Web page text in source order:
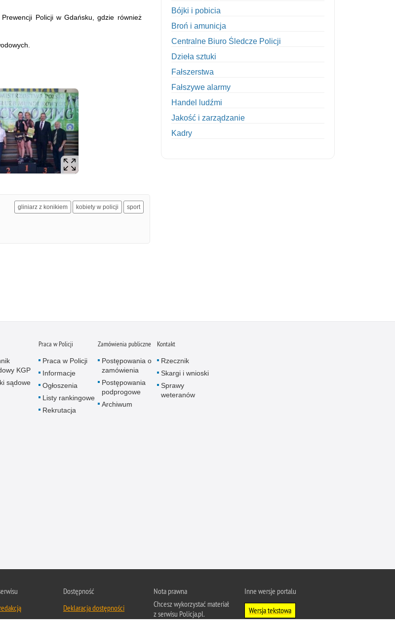
Policji w Gdańsku, gdzie również
gliniarz z konikiem kobiety w policji sport
Bójki i pobicia
Broń i amunicja
Centralne Biuro Śledcze Policji
Dzieła sztuki
Fałszerstwa
Fałszywe alarmy
Handel ludźmi
Jakość i zarządzanie
Kadry
Nietrzeźwi opiekunowie
Nietrzeźwi pracownicy
Niszczenie mienia
Nowoczesne technologie w pracy Policji
Pożary i podpalenia
Pranie brudnych pieniędzy
KGP
sądowe
Praca w Policji
Praca w Policji
Informacje
Ogłoszenia
Listy rankingowe
Rekrutacja
Zamówienia publiczne
Postępowania o
zamówienia
Postępowania
podprogowe
Archiwum
Kontakt
Rzecznik
Skargi i wnioski
Sprawy
weteranów
Dostępność
Deklaracja dostępności
Nota prawna
Chcesz wykorzystać materiał
z serwisu Policja.pl.
Inne wersje portalu
Wersja tekstowa